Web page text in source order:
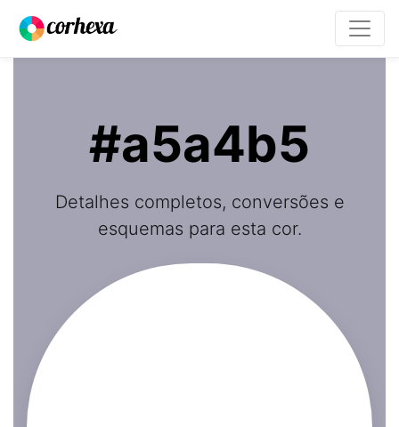
#a5a4b5
Detalhes completos, conversões e
esquemas para esta cor.